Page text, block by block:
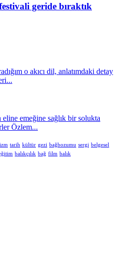
geride bıraktık
o akıcı dil, anlatımdaki detay
eline emeğine sağlık bir solukta
Özlem...
tarih kültür gezi bağbozumu sergi belgesel
balıkçılık bağ film balık